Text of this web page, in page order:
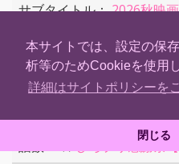
本サイトでは、設定の保
析等のためCookieを使用
詳細はサイトポリシーを
閉じる
2026秋映
0
0
ひろプリ感謝祭